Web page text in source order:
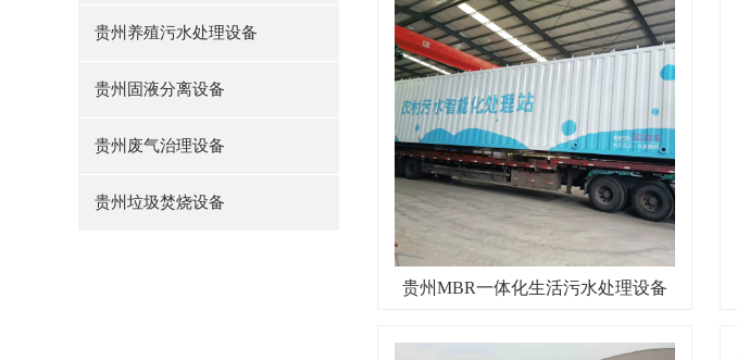
贵州养殖污水处理设备
贵州固液分离设备
贵州废气治理设备
贵州垃圾焚烧设备
贵州MBR一体化生活污水处理设备